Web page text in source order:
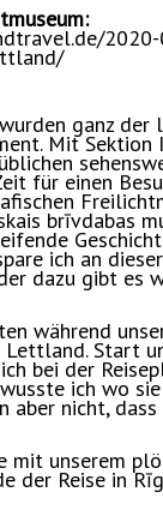
ganz der
Mit Sektion
für einen
brīvdabas
ich an
dazu gibt es
während
Lettland. Start
bei der
ich wo sie
aber nicht,
mit unserem
der Reise in